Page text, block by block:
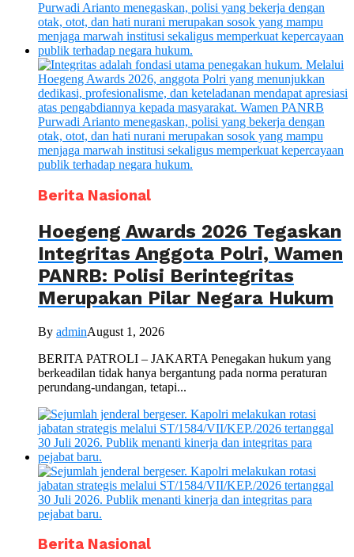
Berita Nasional
Hoegeng Awards 2026 Tegaskan
Integritas Anggota Polri, Wamen
PANRB: Polisi Berintegritas
Merupakan Pilar Negara Hukum
By adminAugust 1, 2026
BERITA PATROLI – JAKARTA Penegakan hukum yang
berkeadilan tidak hanya bergantung pada norma peraturan
perundang-undangan, tetapi...
Berita Nasional